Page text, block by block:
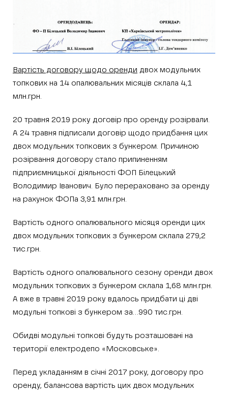
Вартість договору щодо оренди двох модульних
топкових на 14 опалювальних місяців склала 4,1
млн.грн.
20 травня 2019 року договір про оренду розірвали.
А 24 травня підписали договір щодо придбання цих
двох модульних топкових з бункером. Причиною
розірвання договору стало припиненням
підприємницької діяльності ФОП Білецький
Володимир Іванович. Було перераховано за оренду
на рахунок ФОПа 3,91 млн.грн.
Вартість одного опалювального місяця оренди цих
двох модульних топкових з бункером склала 279,2
тис.грн.
Вартість одного опалювального сезону оренди двох
модульних топкових з бункером склала 1,68 млн.грн.
А вже в травні 2019 року вдалось придбати ці дві
модульні топкові з бункером за…990 тис.грн.
Обидві модульні топкові будуть розташовані на
території електродепо «Московське».
Перед укладанням в січні 2017 року, договору про
оренду, балансова вартість цих двох модульних